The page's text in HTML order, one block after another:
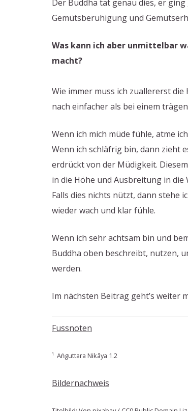
Der Buddha tat genau dies, er
Gemütsberuhigung und
Was kann ich aber unmittelbar
macht?
Wie immer muss ich zuallererst
nach einfacher als bei einem
Wenn ich mich müde fühle, atme
Wenn ich schläfrig bin, dann zieht
erdrückt von der Müdigkeit.
in die Höhe und Ausbreitung in die
Falls dies nichts nützt, dann stehe
wieder wach und klar fühle.
Wenn ich sehr achtsam bin und
Buddha oben beschreibt, nutzen,
werden.
Im nächsten Beitrag geht’s weiter
Fussnoten
¹ Aṅguttara Nikāya 1.2
Bildernachweis